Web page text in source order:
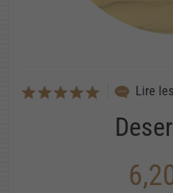
Lire